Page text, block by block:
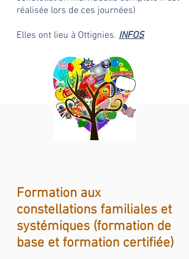
réalisée lors de ces journées)
Elles ont lieu à Ottignies. INFOS
Formation aux
constellations familiales et
systémiques (formation de
base et formation certifiée)